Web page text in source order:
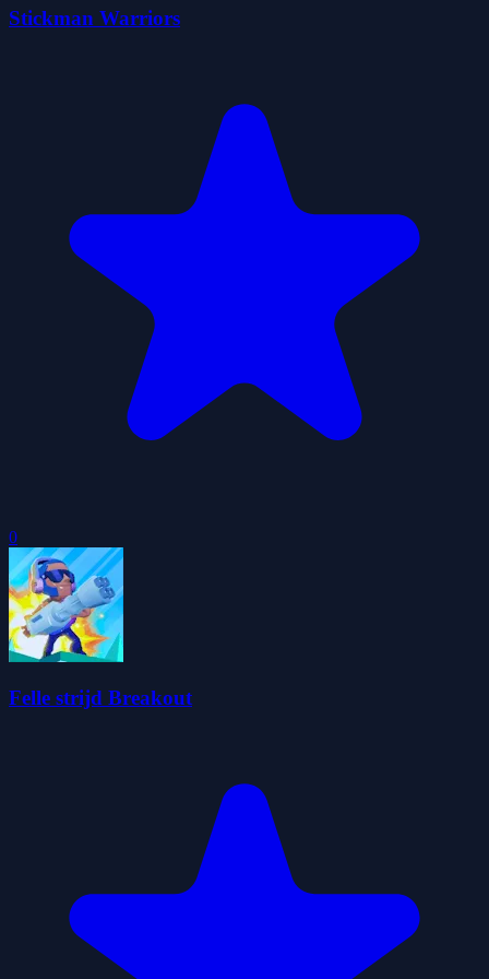
Stickman Warriors
0
Felle strijd Breakout